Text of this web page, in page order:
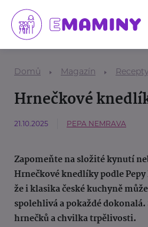
Domů Magazín Recepty
Hrnečkové
21.10.2025 PEPA NEMRAVA
Zapomeňte na složité kynutí
Hrnečkové knedlíky podle
že i klasika české kuchyně
spolehlivá a pokaždé
hrnečků a chvilka trpělivosti.